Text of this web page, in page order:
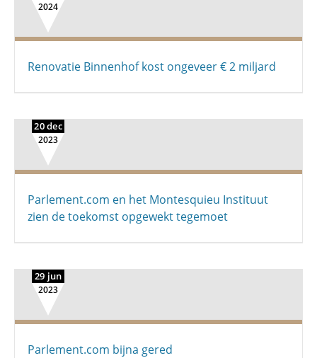
2024
Renovatie Binnenhof kost ongeveer € 2 miljard
20 dec
2023
Parlement.com en het Montesquieu Instituut
zien de toekomst opgewekt tegemoet
29 jun
2023
Parlement.com bijna gered